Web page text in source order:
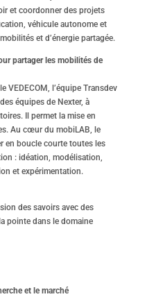
et coordonner des projets
véhicule autonome et
et d’énergie partagée.
partager les mobilités de
VEDECOM, l’équipe Transdev
équipes de Nexter, à
Il permet la mise en
Au cœur du mobiLAB, le
en boucle courte toutes les
: idéation, modélisation,
et expérimentation.
des savoirs avec des
pointe dans le domaine
et le marché